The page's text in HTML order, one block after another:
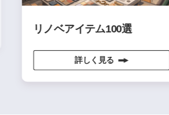
リノベアイテム100選
詳しく見る